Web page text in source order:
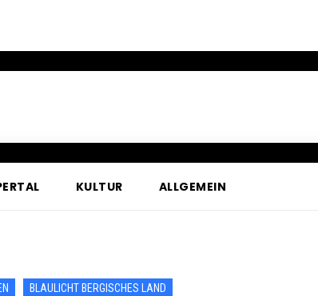
KULTUR ALLGEMEIN
BLAULICHT BERGISCHES LAND